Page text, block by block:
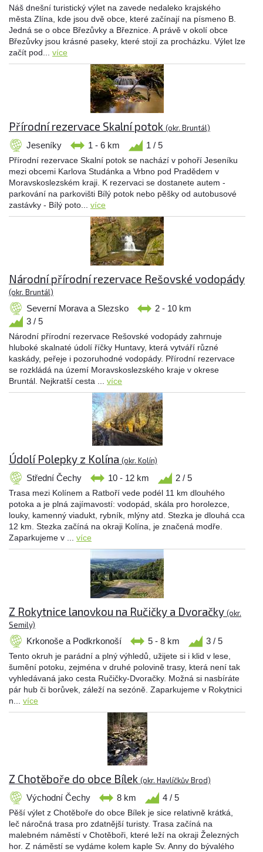
Náš dnešní turistický výlet na zavede nedaleko krajského
města Zlína, kde jsou dvě obce, které začínají na písmeno B.
Jedná se o obce Březůvky a Březnice. A právě v okolí obce
Březůvky jsou krásné paseky, které stojí za procházku. Výlet lze
začít pod... více
Přírodní rezervace Skalní potok (okr. Bruntál)
Jeseníky 1 - 6 km 1 / 5
Přírodní rezervace Skalní potok se nachází v pohoří Jeseníku
mezi obcemi Karlova Studánka a Vrbno pod Pradědem v
Moravskoslezském kraji. K rezervaci se dostanete autem -
parkování na parkovišti Bílý potok nebo pěšky od autobusové
zastávky - Bílý poto... více
Národní přírodní rezervace Rešovské vodopády
(okr. Bruntál)
Severní Morava a Slezsko
2 - 10 km
3 / 5
Národní přírodní rezervace Rešovské vodopády zahrnuje
hluboké skalnaté údolí říčky Huntavy, která vytváří různé
kaskády, peřeje i pozoruhodné vodopády. Přírodní rezervace
se rozkládá na území Moravskoslezského kraje v okrese
Bruntál. Nejkratší cesta ... více
Údolí Polepky z Kolína (okr. Kolín)
Střední Čechy 10 - 12 km 2 / 5
Trasa mezi Kolínem a Ratboří vede podél 11 km dlouhého
potoka a je plná zajímavostí: vodopád, skála pro horolezce,
louky, kamenný viadukt, rybník, mlýny atd. Stezka je dlouhá cca
12 km. Stezka začíná na okraji Kolína, je značená modře.
Zaparkujeme v ... více
Z Rokytnice lanovkou na Ručičky a Dvoračky (okr.
Semily)
Krkonoše a Podkrkonoší 5 - 8 km 3 / 5
Tento okruh je parádní a plný výhledů, užijete si i klid v lese,
šumění potoku, zejména v druhé polovině trasy, která není tak
vyhledávaná jako cesta Ručičky-Dvoračky. Možná si nasbíráte
pár hub či borůvek, záleží na sezóně. Zaparkujeme v Rokytnici
n... více
Z Chotěboře do obce Bílek (okr. Havlíčkův Brod)
Východní Čechy 8 km 4 / 5
Pěší výlet z Chotěboře do obce Bílek je sice relativně krátká,
leč náročná trasa pro zdatnější turisty. Trasa začíná na
malebném náměstí v Chotěboři, které leží na okraji Železných
hor. Z náměstí se vydáme kolem kaple Sv. Anny do bývalého